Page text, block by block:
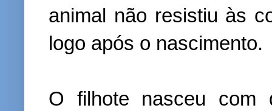
animal não resistiu às
logo após o nascimento.
O filhote nasceu com